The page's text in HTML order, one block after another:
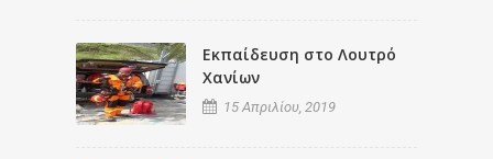
Εκπαίδευση στο Λουτρό
Χανίων
15 Απριλίου, 2019